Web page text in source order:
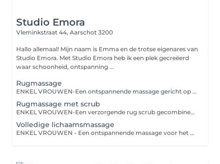
Studio Emora
Vleminkstraat 44, Aarschot 3200
Hallo allemaal! Mijn naam is Emma en de trotse eigenares van
Studio Emora. Met Studio Emora heb ik een plek gecreëerd
waar schoonheid, ontspanning ...
Rugmassage
ENKEL VROUWEN-Een ontspannende massage gericht op rug, nek en schouders om spanning te verlichten en het lichaam tot rust te brengen.
Rugmassage met scrub
ENKEL VROUWEN-Een verzorgende rug scrub gecombineerd met een ontspannende massage voor een zijdezachte huid en optimale ontspanning.
Volledige lichaamsmassage
ENKEL VROUWEN - Een ontspannende massage voor het hele lichaam die helpt stress te verminderen, de doorbloeding te stimuleren en het welzijn te bevorderen.